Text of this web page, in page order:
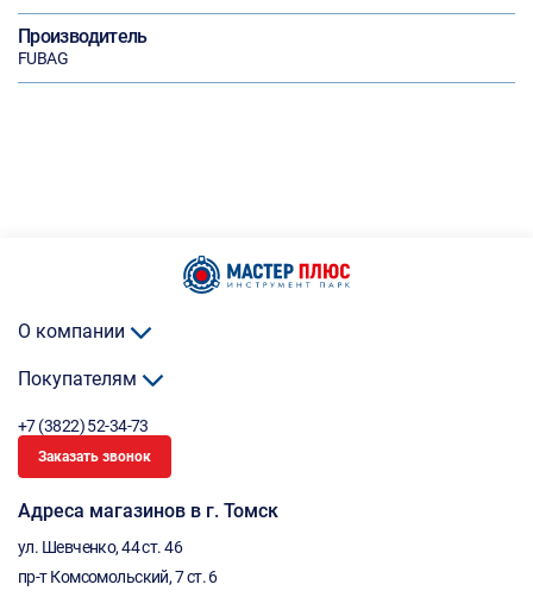
Производитель
FUBAG
О компании
Покупателям
+7 (3822) 52-34-73
Заказать звонок
Адреса магазинов в г. Томск
ул. Шевченко, 44 ст. 46
пр-т Комсомольский, 7 ст. 6